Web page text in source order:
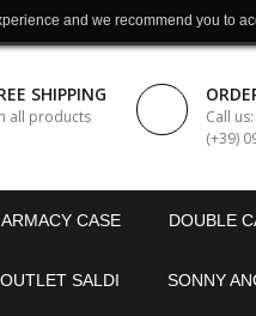
SHIPPING
all products
Call us:
(+39)
CASE DOUBLE
OUTLET SALDI SONNY
and we recommend you to